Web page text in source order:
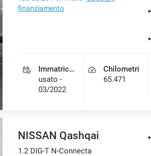
finanziamento
Immatricolazione
usato -
03/2022
Chilometri
65.471
NISSAN Qashqai
1.2 DIG-T N-Connecta